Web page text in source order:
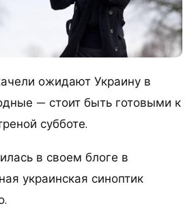
ожидают Украину в
— стоит быть готовыми к
субботе.
в своем блоге в
украинская синоптик